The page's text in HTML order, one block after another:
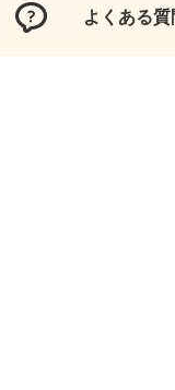
よくある